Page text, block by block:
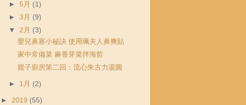
► 5月 (1)
►3月 (9)
▼2月 (3)
嬰兒鼻塞小秘訣 使用珮夫人鼻爽貼
家中常備菜 麻香芽菜拌海哲
親子廚房第二回：流心朱古力湯圓
► 1月 (2)
► 2019 (55)